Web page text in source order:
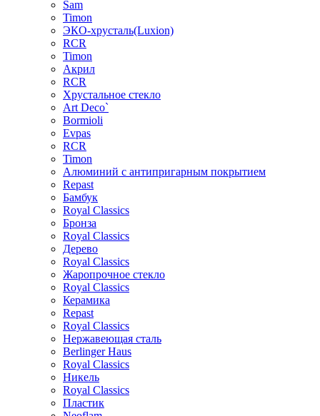
Sam
Timon
ЭКО-хрусталь(Luxion)
RCR
Timon
Акрил
RCR
Хрустальное стекло
Art Deco`
Bormioli
Evpas
RCR
Timon
Алюминий с антипригарным покрытием
Repast
Бамбук
Royal Classics
Бронза
Royal Classics
Дерево
Royal Classics
Жаропрочное стекло
Royal Classics
Керамика
Repast
Royal Classics
Нержавеющая сталь
Berlinger Haus
Royal Classics
Никель
Royal Classics
Пластик